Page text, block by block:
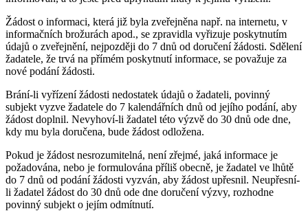
Žádost o informaci, která již byla zveřejněna např. na internetu, v
informačních brožurách apod., se zpravidla vyřizuje poskytnutím
údajů o zveřejnění, nejpozději do 7 dnů od doručení žádosti. Sdělení
žadatele, že trvá na přímém poskytnutí informace, se považuje za
nové podání žádosti.
Brání-li vyřízení žádosti nedostatek údajů o žadateli, povinný
subjekt vyzve žadatele do 7 kalendářních dnů od jejího podání, aby
žádost doplnil. Nevyhoví-li žadatel této výzvě do 30 dnů ode dne,
kdy mu byla doručena, bude žádost odložena.
Pokud je žádost nesrozumitelná, není zřejmé, jaká informace je
požadována, nebo je formulována příliš obecně, je žadatel ve lhůtě
do 7 dnů od podání žádosti vyzván, aby žádost upřesnil. Neupřesní-
li žadatel žádost do 30 dnů ode dne doručení výzvy, rozhodne
povinný subjekt o jejím odmítnutí.